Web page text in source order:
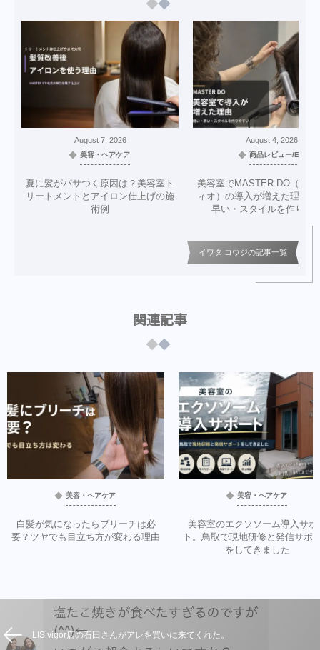
August 7, 2026
美容・ヘアケア
夏に髪がパサつく原因は？美容室ト
リートメントとアイロン仕上げの施
術例
August 4, 2026
商品レビュー/EC
美容室でMASTER DO（マ
ィオ）の導入が増えた理由
早い・スタイルを作りや
イワタ コウジの記事一覧
関連記事
美容・ヘアケア
白髪が気になったらブリーチは必
要？ツヤでも目立ち方が変わる理由
美容・ヘアケア
美容室のエクソソーム導入サポ
ト。鳥取で現地研修と発信サポ
をしてきました
LIS vigor店の石田さんがアレを買いに来てくれた。